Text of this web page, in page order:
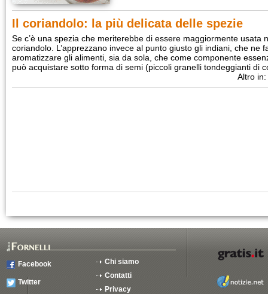
Il coriandolo: la più delicata delle spezie
Se c’è una spezia che meriterebbe di essere maggiormente usata
coriandolo. L’apprezzano invece al punto giusto gli indiani, che ne
aromatizzare gli alimenti, sia da sola, che come componente
può acquistare sotto forma di semi (piccoli granelli tondeggianti di
Altro in:
Facebook
Twitter
Chi siamo
Contatti
Privacy